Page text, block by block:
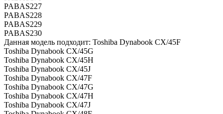
PABAS227
PABAS228
PABAS229
PABAS230
Данная модель подходит: Toshiba Dynabook CX/45F
Toshiba Dynabook CX/45G
Toshiba Dynabook CX/45H
Toshiba Dynabook CX/45J
Toshiba Dynabook CX/47F
Toshiba Dynabook CX/47G
Toshiba Dynabook CX/47H
Toshiba Dynabook CX/47J